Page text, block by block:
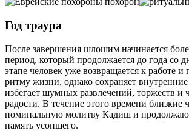
Год траура
После завершения шлошим начинается
период, который продолжается до года со
этапе человек уже возвращается к работе
ритму жизни, однако сохраняет
избегает шумных развлечений, торжеств и
радости. В течение этого времени близкие
поминальную молитву Кадиш и
память усопшего.